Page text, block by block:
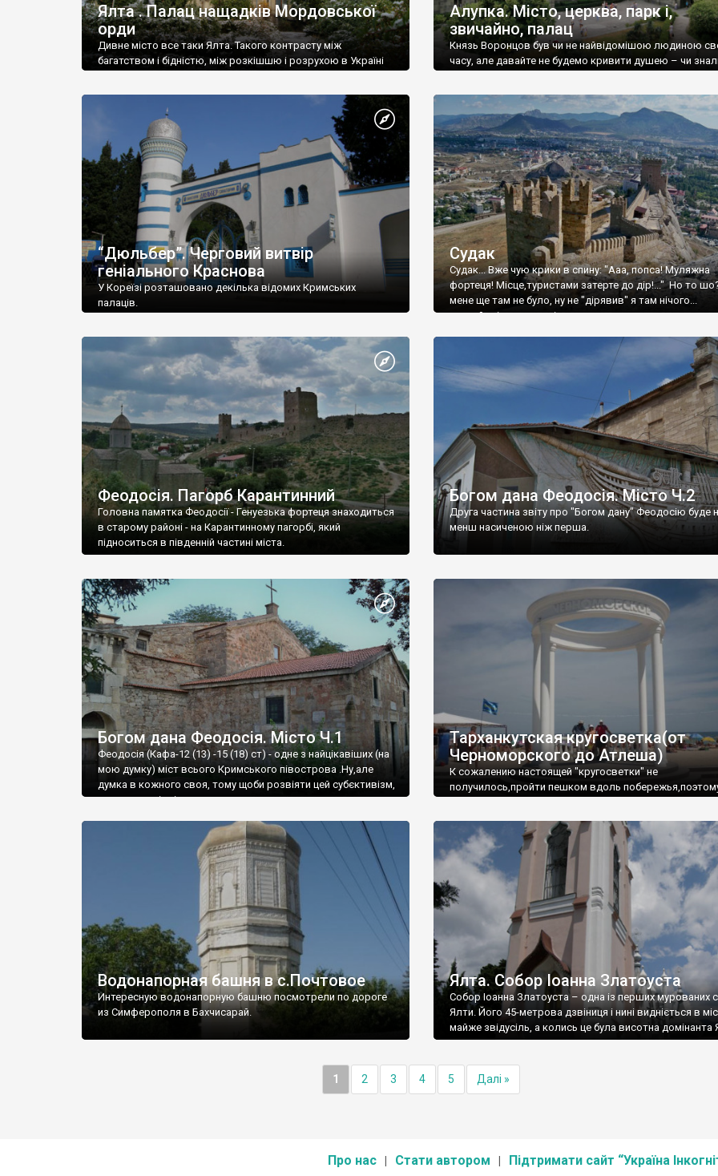
Ялта . Палац нащадків Мордовської
орди
Дивне місто все таки Ялта. Такого контрасту між
багатством і бідністю, між розкішшю і розрухою в Україні
Алупка. Місто, церква, парк і,
звичайно, палац
Князь Воронцов був чи не найвідомішою людиною
часу, але давайте не будемо кривити душею – чи
“Дюльбер”. Черговий витвір
геніального Краснова
У Кореїзі розташовано декілька відомих Кримських
палаців.
Судак
Судак... Вже чую крики в спину: "Ааа, попса! Муляжна
фортеця! Місце,туристами затерте до дір!..." Но то
мене ще там не було, ну не "дірявив" я там нічого...
принаймні до цього літа.
Феодосія. Пагорб Карантинний
Головна памятка Феодосії - Генуезька фортеця знаходиться
в старому районі - на Карантинному пагорбі, який
підноситься в південній частині міста.
Богом дана Феодосія. Місто Ч.2
Друга частина звіту про "Богом дану" Феодосію буде
менш насиченою ніж перша.
Богом дана Феодосія. Місто Ч.1
Феодосія (Кафа-12 (13) -15 (18) ст) - одне з найцікавіших (на
мою думку) міст всього Кримського півострова .Ну,але
думка в кожного своя, тому щоби розвіяти цей субєктивізм,
запрошую відвідати це
Тарханкутская кругосветка(от
Черноморского до Атлеша)
К сожалению настоящей "кругосветки" не
получилось,пройти пешком вдоль
Водонапорная башня в с.Почтовое
Интересную водонапорную башню посмотрели по дороге
из Симферополя в Бахчисарай.
Ялта. Собор Іоанна Златоуста
Собор Іоанна Златоуста – одна із перших мурованих
Ялти. Його 45-метрова дзвіниця і нині видніється в
майже звідусіль, а колись це була висотна домінанта
1 2 3 4 5 Далі »
Про нас Стати автором Підтримати сайт “Україна